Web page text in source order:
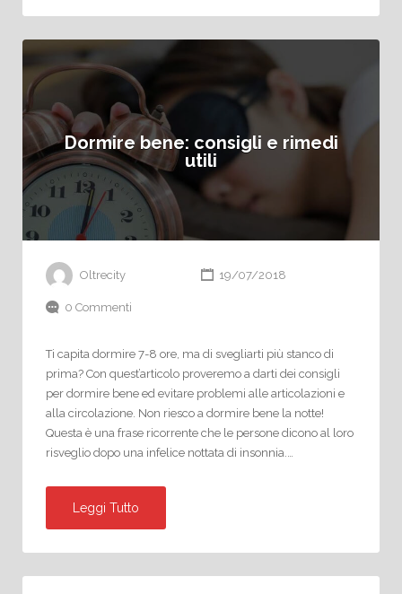
Dormire bene: consigli e rimedi
utili
Oltrecity 19/07/2018
0 Commenti
Ti capita dormire 7-8 ore, ma di svegliarti più stanco di
prima? Con quest’articolo proveremo a darti dei consigli
per dormire bene ed evitare problemi alle articolazioni e
alla circolazione. Non riesco a dormire bene la notte!
Questa è una frase ricorrente che le persone dicono al loro
risveglio dopo una infelice nottata di insonnia.…
Leggi Tutto